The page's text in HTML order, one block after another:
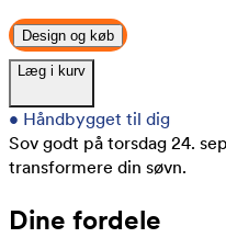
Design og køb
Læg i kurv
• Håndbygget til dig
Sov godt på torsdag 24.
transformere din søvn.
Dine fordele